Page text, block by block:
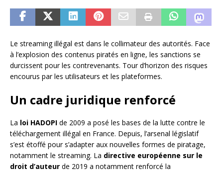
Le streaming illégal est dans le collimateur des autorités. Face
à l’explosion des contenus piratés en ligne, les sanctions se
durcissent pour les contrevenants. Tour d’horizon des risques
encourus par les utilisateurs et les plateformes.
Un cadre juridique renforcé
La loi HADOPI de 2009 a posé les bases de la lutte contre le
téléchargement illégal en France. Depuis, l’arsenal législatif
s’est étoffé pour s’adapter aux nouvelles formes de piratage,
notamment le streaming. La directive européenne sur le
droit d’auteur de 2019 a notamment renforcé la